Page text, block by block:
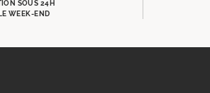
SOUS 24H
WEEK-END